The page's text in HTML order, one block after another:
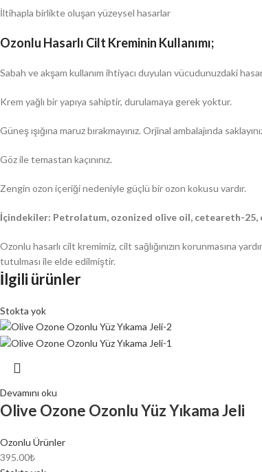
İltihapla birlikte oluşan yüzeysel hasarlar
Ozonlu Hasarlı Cilt Kreminin Kullanımı;
Sabah ve akşam kullanım ihtiyacı duyulan vücudunuzdaki
Krem yağlı bir yapıya sahiptir, durulamaya gerek yoktur.
Güneş ışığına maruz bırakmayınız. Orjinal ambalajında
Göz ile temastan kaçınınız.
Zengin ozon içeriği nedeniyle güçlü bir ozon kokusu vardır.
İçindekiler: Petrolatum, ozonized olive oil, ceteareth-
Ozonlu hasarlı cilt kremimiz, cilt sağlığınızın korunmasına
tutulması ile elde edilmiştir.
İlgili ürünler
Stokta yok
Devamını oku
Olive Ozone Ozonlu Yüz Yıkama Jeli
Ozonlu Ürünler
395.00₺